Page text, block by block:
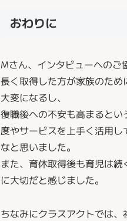
おわりに
Mさん、インタビューへのご
長く取得した方が家族のた
大変になるし、
復職後への不安も高まると
度やサービスを上手く活用
なと思いました。
また、育休取得後も育児は
に大切だと感じました。
ちなみにクラスアクトでは